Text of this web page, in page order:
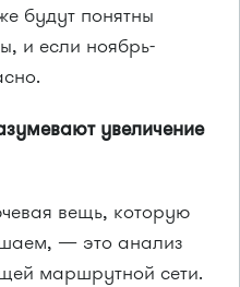
будут понятны
и если ноябрь-
увеличение
вещь, которую
— это анализ
маршрутной сети.